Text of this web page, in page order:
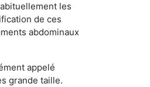
les
de ces
abdominaux
appelé
grande taille.